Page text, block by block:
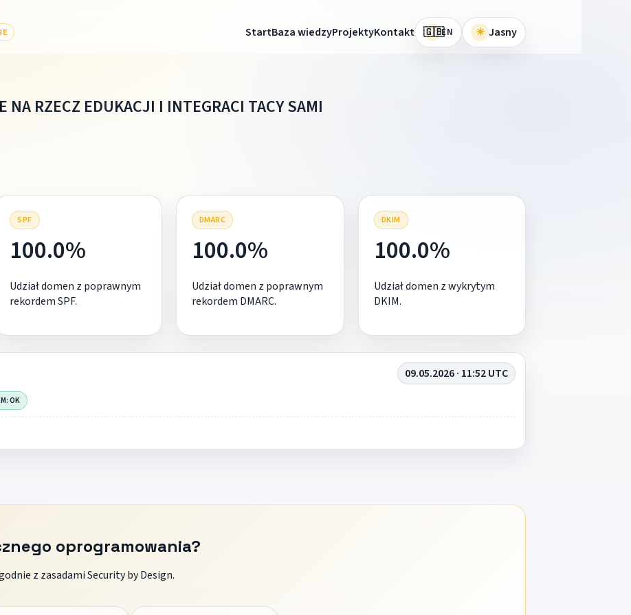
StartBaza wiedzyProjektyKontakt 🇬🇧EN ☀ Jasny
NA RZECZ EDUKACJI I INTEGRACI TACY SAMI
SPF
100.0%
Udział domen z poprawnym
rekordem SPF.
DMARC
100.0%
Udział domen z poprawnym
rekordem DMARC.
DKIM
100.0%
Udział domen z wykrytym
DKIM.
09.05.2026 · 11:52 UTC
OK
oprogramowania?
z zasadami Security by Design.